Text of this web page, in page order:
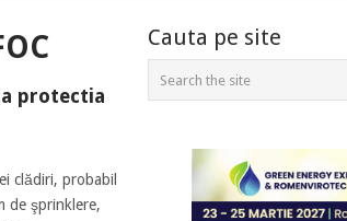
protectia
clădiri, probabil
de şprinklere,
Cauta pe site